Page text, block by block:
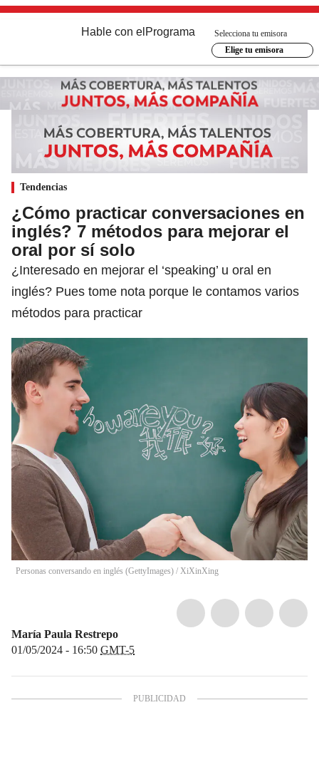
Hable con el Programa
Selecciona tu emisora
Elige tu emisora
Tendencias
¿Cómo practicar conversaciones en
inglés? 7 métodos para mejorar el
oral por sí solo
¿Interesado en mejorar el ‘speaking’ u oral en
inglés? Pues tome nota porque le contamos varios
métodos para practicar
Personas conversando en inglés (GettyImages) / XiXinXing
María Paula Restrepo
01/05/2024 - 16:50 GMT-5